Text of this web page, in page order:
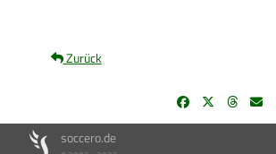
Zurück
soccero.de